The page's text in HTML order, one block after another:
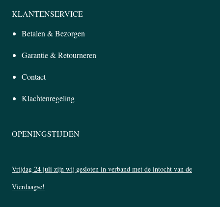
KLANTENSERVICE
Betalen & Bezorgen
Garantie & Retourneren
Contact
Klachtenregeling
OPENINGSTIJDEN
Vrijdag 24 juli zijn wij gesloten in verband met de intocht van de
Vierdaagse!